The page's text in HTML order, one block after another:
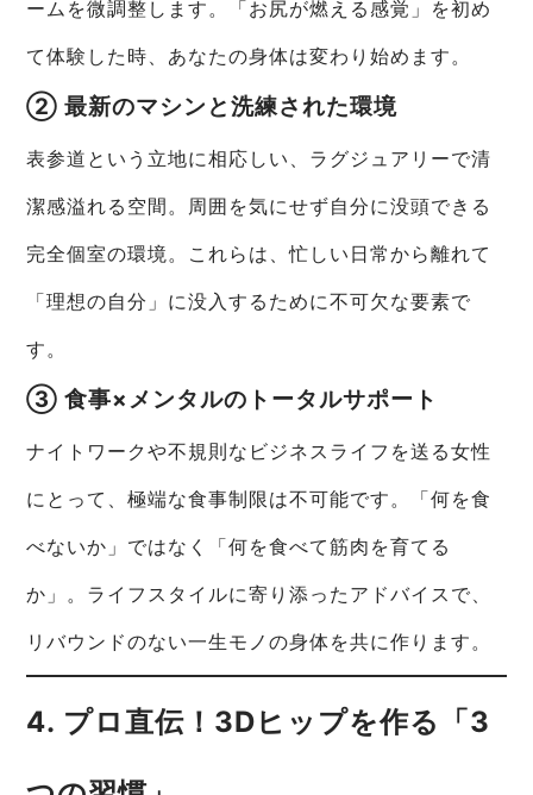
ームを微調整します。「お尻が燃える感覚」を初め
て体験した時、あなたの身体は変わり始めます。
② 最新のマシンと洗練された環境
表参道という立地に相応しい、ラグジュアリーで清
潔感溢れる空間。周囲を気にせず自分に没頭できる
完全個室の環境。これらは、忙しい日常から離れて
「理想の自分」に没入するために不可欠な要素で
す。
③ 食事×メンタルのトータルサポート
ナイトワークや不規則なビジネスライフを送る女性
にとって、極端な食事制限は不可能です。「何を食
べないか」ではなく「何を食べて筋肉を育てる
か」。ライフスタイルに寄り添ったアドバイスで、
リバウンドのない一生モノの身体を共に作ります。
4. プロ直伝！3Dヒップを作る「3